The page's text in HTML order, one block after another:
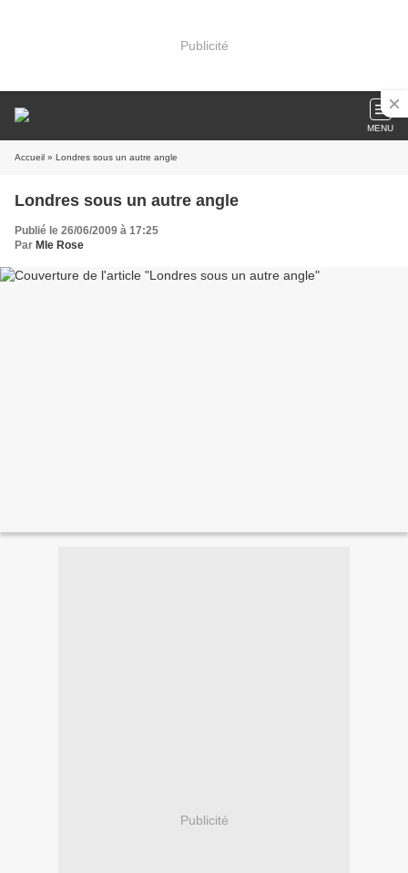
Publicité
MENU
Accueil » Londres sous un autre angle
Londres sous un autre angle
Publié le 26/06/2009 à 17:25
Par Mle Rose
Publicité